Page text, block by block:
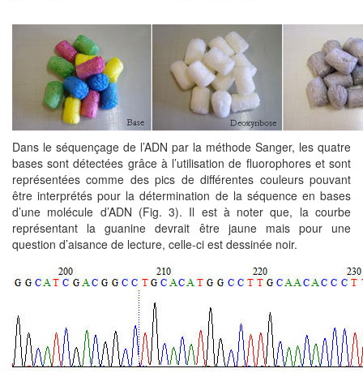
Dans le séquençage de l’ADN par la méthode Sanger, les quatre
bases sont détectées grâce à l’utilisation de fluorophores et sont
représentées comme des pics de différentes couleurs pouvant
être interprétés pour la détermination de la séquence en bases
d’une molécule d’ADN (Fig. 3). Il est à noter que, la courbe
représentant la guanine devrait être jaune mais pour une
question d’aisance de lecture, celle-ci est dessinée noir.